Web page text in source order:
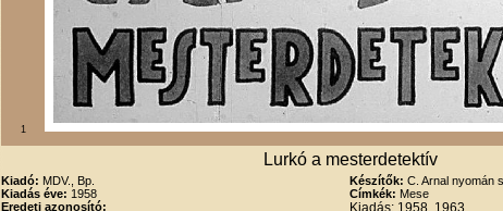
1
Lurkó a mesterdetektív
Kiadó: MDV., Bp.
Kiadás éve: 1958
Eredeti azonosító:
Készítők: C. Arnal nyomán
Címkék: Mese
Kiadás: 1958, 1963